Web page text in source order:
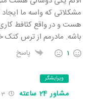
مشکلاتی که واسه ما
هست و در واقع کثافط
باشه. مادرمم از ترس کتک
1 پاسخ
ویرایشگر
مشاور 24 ساعته 3 سال قبل